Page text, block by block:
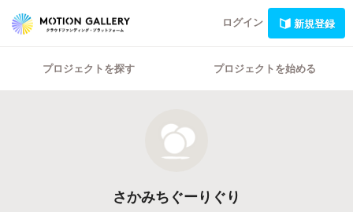
ログイン 新規登録
プロジェクトを探す プロジェクトを始める
さかみちぐーりぐり